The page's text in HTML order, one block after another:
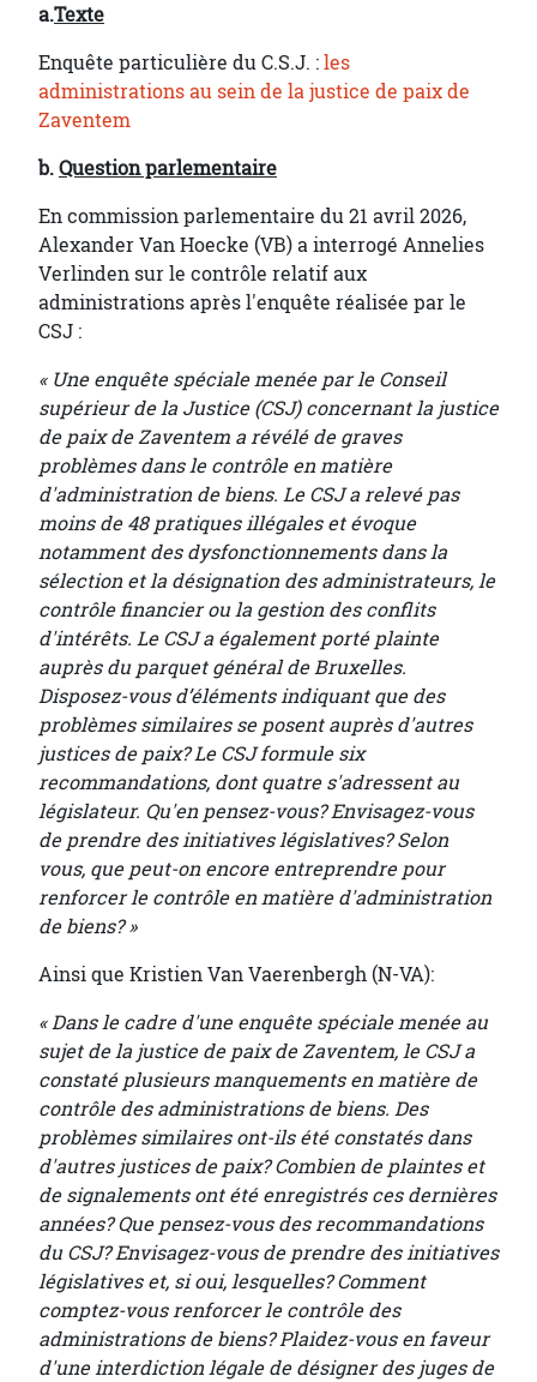
a.Texte
Enquête particulière du C.S.J. :les
administrations au sein de la justice de paix de
Zaventem
b.Question parlementaire
En commission parlementaire du 21 avril 2026,
Alexander Van Hoecke (VB) a interrogé Annelies
Verlinden sur le contrôle relatif aux
administrations après l'enquête réalisée par le
CSJ :
« Une enquête spéciale menée par le Conseil
supérieur de la Justice (CSJ) concernant la justice
de paix de Zaventem a révélé de graves
problèmes dans le contrôle en matière
d'administration de biens. Le CSJ a relevé pas
moins de 48 pratiques illégales et évoque
notamment des dysfonctionnements dans la
sélection et la désignation des administrateurs, le
contrôle financier ou la gestion des conflits
d'intérêts. Le CSJ a également porté plainte
auprès du parquet général de Bruxelles.
Disposez-vous d’éléments indiquant que des
problèmes similaires se posent auprès d'autres
justices de paix? Le CSJ formule six
recommandations, dont quatre s'adressent au
législateur. Qu'en pensez-vous? Envisagez-vous
de prendre des initiatives législatives? Selon
vous, que peut-on encore entreprendre pour
renforcer le contrôle en matière d'administration
de biens? »
Ainsi que Kristien Van Vaerenbergh (N-VA):
« Dans le cadre d'une enquête spéciale menée au
sujet de la justice de paix de Zaventem, le CSJ a
constaté plusieurs manquements en matière de
contrôle des administrations de biens. Des
problèmes similaires ont-ils été constatés dans
d'autres justices de paix? Combien de plaintes et
de signalements ont été enregistrés ces dernières
années? Que pensez-vous des recommandations
du CSJ? Envisagez-vous de prendre des initiatives
législatives et, si oui, lesquelles? Comment
comptez-vous renforcer le contrôle des
administrations de biens? Plaidez-vous en faveur
d'une interdiction légale de désigner des juges de